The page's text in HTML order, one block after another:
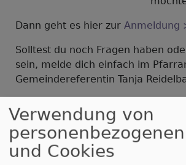
Dann geht es hier zur Anmeldung
Solltest du noch Fragen haben
sein, melde dich einfach im
Gemeindereferentin Tanja
Siehe, was ich früher verkündigt
Verwendung von
und Cookies